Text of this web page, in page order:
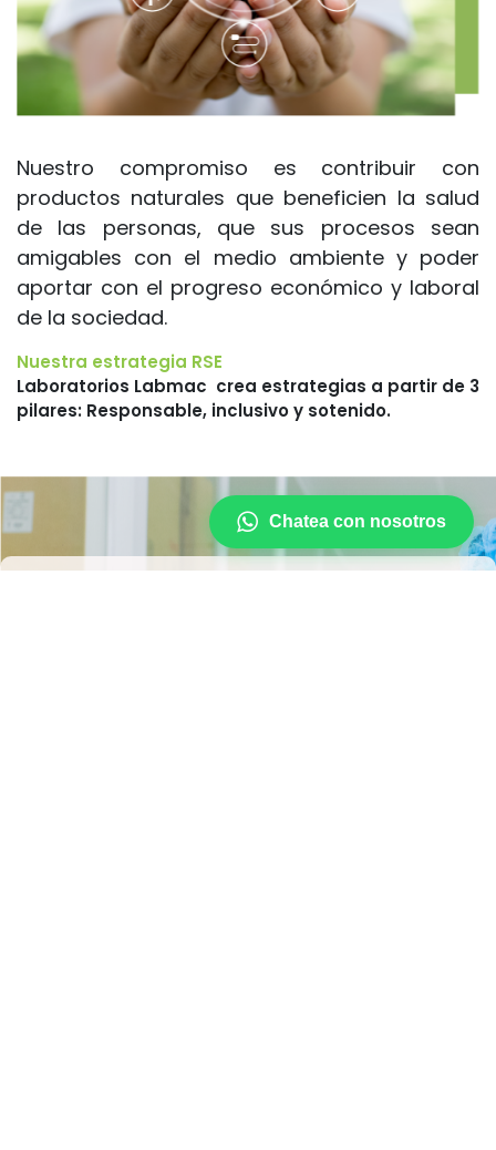
Nuestro compromiso es contribuir con
productos naturales que beneficien la salud
de las personas, que sus procesos sean
amigables con el medio ambiente y poder
aportar con el progreso económico y laboral
de la sociedad.
Nuestra estrategia RSE
Laboratorios Labmac crea estrategias a partir de 3
pilares: Responsable, inclusivo y sotenido.
Chatea con nosotros